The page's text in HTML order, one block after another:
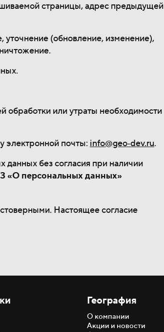
страницы, адрес предыдущей
уточнение (обновление, изменение),
обработки или утраты необходимости
электронной почты: info@geo‐dev.ru.
без согласия при наличии
«О персональных данных»
Настоящее согласие
География
О компании
Акции и новости